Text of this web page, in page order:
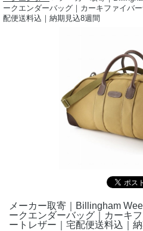
ークエンダーバッグ｜カーキファイバ
配便送料込｜納期見込8週間
メーカー取寄｜Billingham
ークエンダーバッグ｜カーキ
ートレザー｜宅配便送料込｜